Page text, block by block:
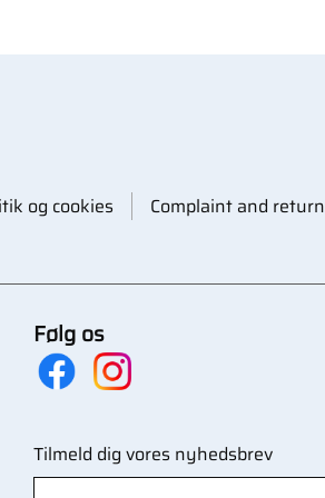
og cookies
Complaint and return
Følg os
Tilmeld dig vores nyhedsbrev